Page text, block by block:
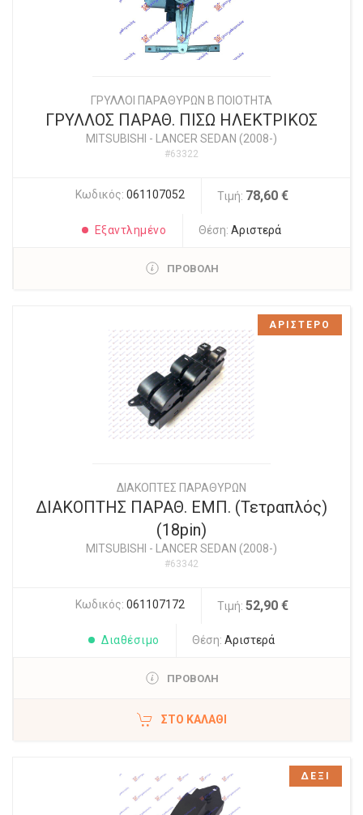
ΓΡΥΛΛΟΙ ΠΑΡΑΘΥΡΩΝ Β ΠΟΙΟΤΗΤΑ
ΓΡΥΛΛΟΣ ΠΑΡΑΘ. ΠΙΣΩ ΗΛΕΚΤΡΙΚΟΣ
MITSUBISHI - LANCER SEDAN (2008-)
#63322
Κωδικός: 061107052 Τιμή: 78,60 €
Εξαντλημένο Θέση:Αριστερά
ΠΡΟΒΟΛΗ
ΔΙΑΚΟΠΤΕΣ ΠΑΡΑΘΥΡΩΝ
ΔΙΑΚΟΠΤΗΣ ΠΑΡΑΘ. ΕΜΠ. (Τετραπλός)
(18pin)
MITSUBISHI - LANCER SEDAN (2008-)
#63342
Κωδικός: 061107172 Τιμή: 52,90 €
Διαθέσιμο Θέση: Αριστερά
ΠΡΟΒΟΛΗ
ΣΤΟ ΚΑΛΆΘΙ
ΑΡΙΣΤΕΡΟ
ΔΕΞΙ